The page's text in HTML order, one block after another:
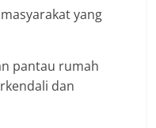
yang
pantau rumah
dan